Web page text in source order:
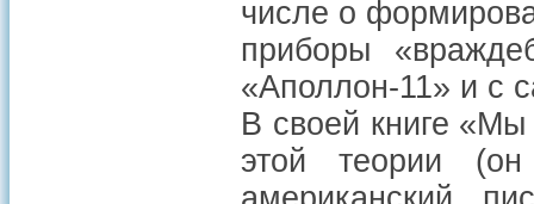
числе о
приборы
«Аполлон-11» и с
В своей книге
этой теории (он